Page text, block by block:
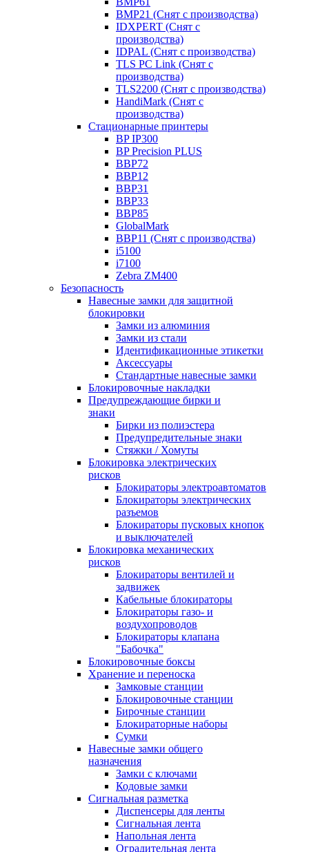
BMP21 (Снят с производства)
IDXPERT (Снят с
производства)
IDPAL (Снят с производства)
TLS PC Link (Снят с
производства)
TLS2200 (Снят с производства)
HandiMark (Снят с
производства)
Стационарные принтеры
BP IP300
BP Precision PLUS
BBP72
BBP12
BBP31
BBP33
BBP85
GlobalMark
BBP11 (Снят с производства)
i5100
i7100
Zebra ZM400
Безопасность
Навесные замки для защитной
блокировки
Замки из алюминия
Замки из стали
Идентификационные этикетки
Аксессуары
Стандартные навесные замки
Блокировочные накладки
Предупреждающие бирки и
знаки
Бирки из полиэстера
Предупредительные знаки
Стяжки / Хомуты
Блокировка электрических
рисков
Блокираторы электроавтоматов
Блокираторы электрических
разъемов
Блокираторы пусковых кнопок
и выключателей
Блокировка механических
рисков
Блокираторы вентилей и
задвижек
Кабельные блокираторы
Блокираторы газо- и
воздухопроводов
Блокираторы клапана
"Бабочка"
Блокировочные боксы
Хранение и переноска
Замковые станции
Блокировочные станции
Бирочные станции
Блокираторные наборы
Сумки
Навесные замки общего
назначения
Замки с ключами
Кодовые замки
Сигнальная разметка
Диспенсеры для ленты
Сигнальная лента
Напольная лента
Оградительная лента